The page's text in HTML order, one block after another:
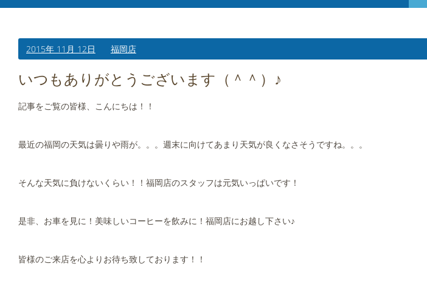
2015年 11月 12日 福岡店
いつもありがとうございます（＾＾）♪
記事をご覧の皆様、こんにちは！！
最近の福岡の天気は曇りや雨が。。。週末に向けてあまり天気が良くなさそうですね。。。
そんな天気に負けないくらい！！福岡店のスタッフは元気いっぱいです！
是非、お車を見に！美味しいコーヒーを飲みに！福岡店にお越し下さい♪
皆様のご来店を心よりお待ち致しております！！